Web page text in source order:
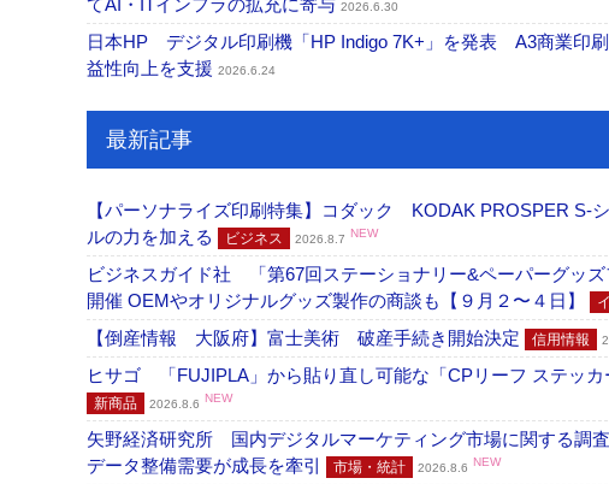
てAI・ITインフラの拡充に寄与 2026.6.30
日本HP デジタル印刷機「HP Indigo 7K+」を発表 A3商業印
益性向上を支援 2026.6.24
最新記事
【パーソナライズ印刷特集】コダック KODAK PROSPER
ルの力を加える
ビジネス 2026.8.7 NEW
ビジネスガイド社 「第67回ステーショナリー&ペーパーグッ
開催 OEMやオリジナルグッズ製作の商談も【９月２〜４日】
【倒産情報 大阪府】富士美術 破産手続き開始決定 信用情報
ヒサゴ 「FUJIPLA」から貼り直し可能な「CPリーフ ステッ
新商品 2026.8.6 NEW
矢野経済研究所 国内デジタルマーケティング市場に関する調
データ整備需要が成長を牽引
市場・統計 2026.8.6 NEW